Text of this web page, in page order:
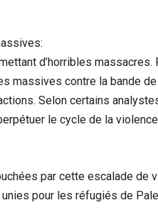
d’horribles
massives contre la bande
Selon certains
le cycle de la
par cette escalade de
pour les réfugiés de